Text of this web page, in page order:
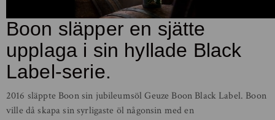
Boon släpper en sjätte
upplaga i sin hyllade Black
Label-serie.
2016 släppte Boon sin jubileumsöl Geuze Boon Black Label. Boon
ville då skapa sin syrligaste öl någonsin med en